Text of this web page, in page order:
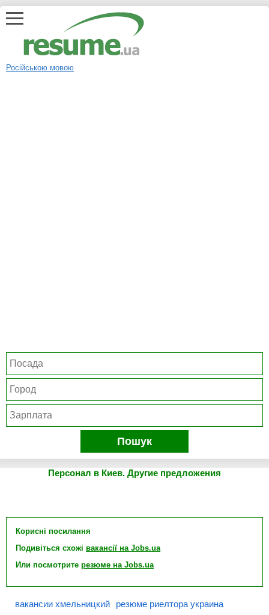
Російською мовою
Пошук
Персонал в Киев. Другие предложения
Корисні посилання
Подивіться схожі вакансії на Jobs.ua
Или посмотрите резюме на Jobs.ua
вакансии хмельницкий
резюме риелтора украина